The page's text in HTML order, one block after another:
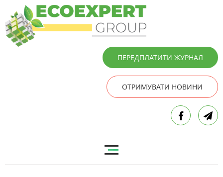
ПЕРЕДПЛАТИТИ ЖУРНАЛ
ОТРИМУВАТИ НОВИНИ